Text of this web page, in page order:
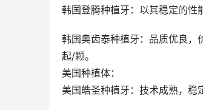
韩国登腾种植牙：以其稳定的性
韩国奥齿泰种植牙：品质优良
起/颗。
美国种植体：
美国皓圣种植牙：技术成熟，稳